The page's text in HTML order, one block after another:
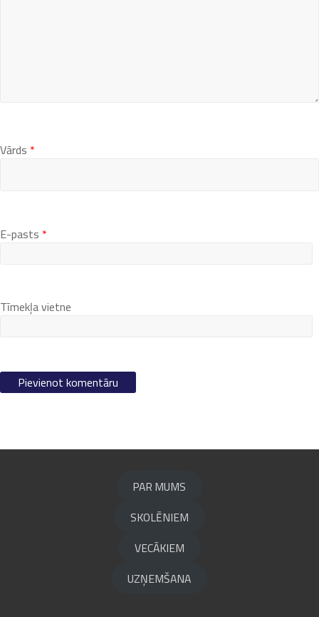
Vārds *
E-pasts *
Tīmekļa vietne
PAR MUMS
SKOLĒNIEM
VECĀKIEM
UZŅEMŠANA